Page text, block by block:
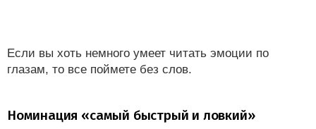
Если вы хоть немного умеет читать эмоции по
глазам, то все поймете без слов.
Номинация «самый быстрый и ловкий»